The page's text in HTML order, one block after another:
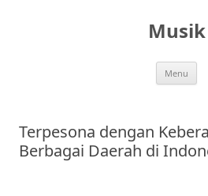
Musik
Menu
Terpesona dengan
Berbagai Daerah di